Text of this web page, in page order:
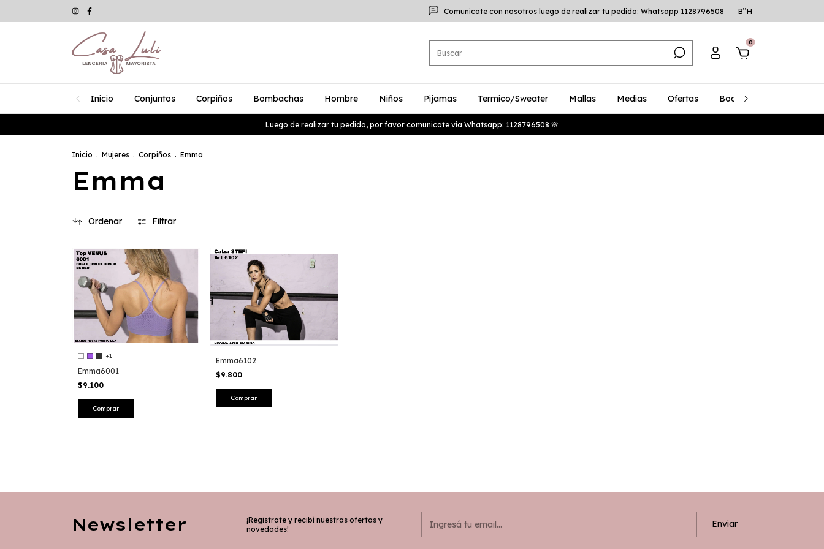
Comunicate con nosotros luego de realizar tu pedido: Whatsapp 1128796508 B’’H
0
Inicio Conjuntos Corpiños Bombachas Hombre Niños Pijamas Termico/Sweater Mallas Medias Ofertas Bodys
Luego de realizar tu pedido, por favor comunicate vía Whatsapp: 1128796508 🌸
Inicio . Mujeres . Corpiños . Emma
Emma
Ordenar Filtrar
+1
Emma6001
$9.100
Comprar
Emma6102
$9.800
Comprar
Newsletter
¡Registrate y recibí nuestras ofertas y
novedades!